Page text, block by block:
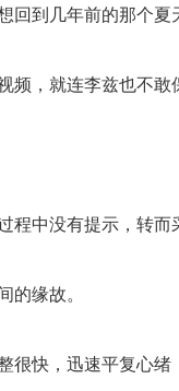
回到几年前的那个
频，就连李兹也不敢
程中没有提示，转
的缘故。
很快，迅速平复心